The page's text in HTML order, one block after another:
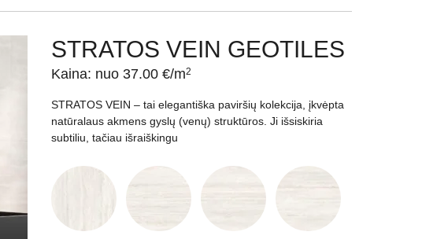
STRATOS VEIN GEOTILES
Kaina: nuo 37.00 €/m2
STRATOS VEIN – tai elegantiška paviršių kolekcija, įkvėpta
natūralaus akmens gyslų (venų) struktūros. Ji išsiskiria
subtiliu, tačiau išraiškingu